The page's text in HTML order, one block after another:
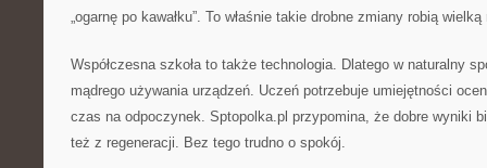
„ogarnę po kawałku”. To właśnie takie drobne zmiany robią
Współczesna szkoła to także technologia. Dlatego w naturalny
mądrego używania urządzeń. Uczeń potrzebuje umiejętności
czas na odpoczynek. Sptopolka.pl przypomina, że dobre wyniki
też z regeneracji. Bez tego trudno o spokój.